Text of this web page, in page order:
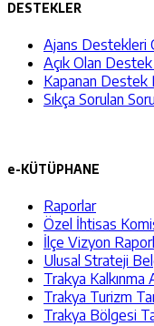
DESTEKLER
Ajans Destekleri
Açık Olan
Kapanan Destek
Sıkça Sorulan
e-KÜTÜPHANE
Raporlar
Özel İhtisas
İlçe Vizyon
Ulusal Strateji
Trakya Kalkınma
Trakya Turizm
Trakya Bölgesi